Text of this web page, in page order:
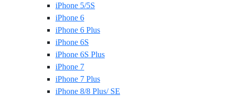
iPhone 5/5S
iPhone 6
iPhone 6 Plus
iPhone 6S
iPhone 6S Plus
iPhone 7
iPhone 7 Plus
iPhone 8/8 Plus/ SE